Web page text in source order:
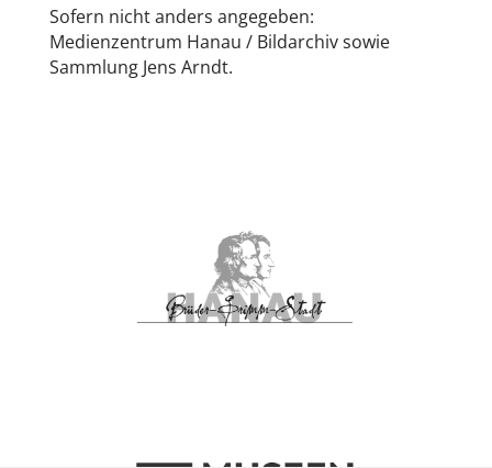
Sofern nicht anders angegeben:
Medienzentrum Hanau / Bildarchiv sowie
Sammlung Jens Arndt.